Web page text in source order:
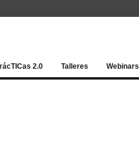
2.0 Talleres Webinars